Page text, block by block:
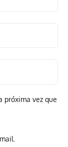
próxima vez que